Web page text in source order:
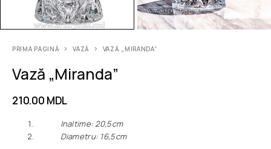
PRIMA PAGINĂ VAZĂ VAZĂ „MIRANDA”
Vază „Miranda”
210.00 MDL
Inaltime: 20,5cm
Diametru: 16,5cm